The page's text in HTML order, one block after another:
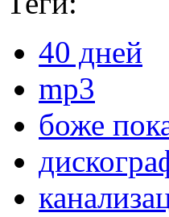
40 дней
mp3
боже